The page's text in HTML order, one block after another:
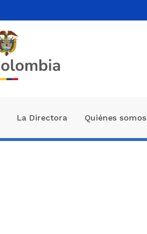
La Directora Quiénes somos